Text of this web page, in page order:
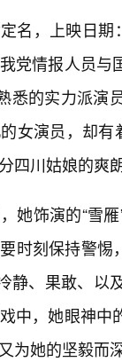
定名，上映日
党情报人员
悉的实力派
女演员，却
四川姑娘的爽
她饰演的“雪
时刻保持警
静、果敢、
中，她眼神
为她的坚毅而